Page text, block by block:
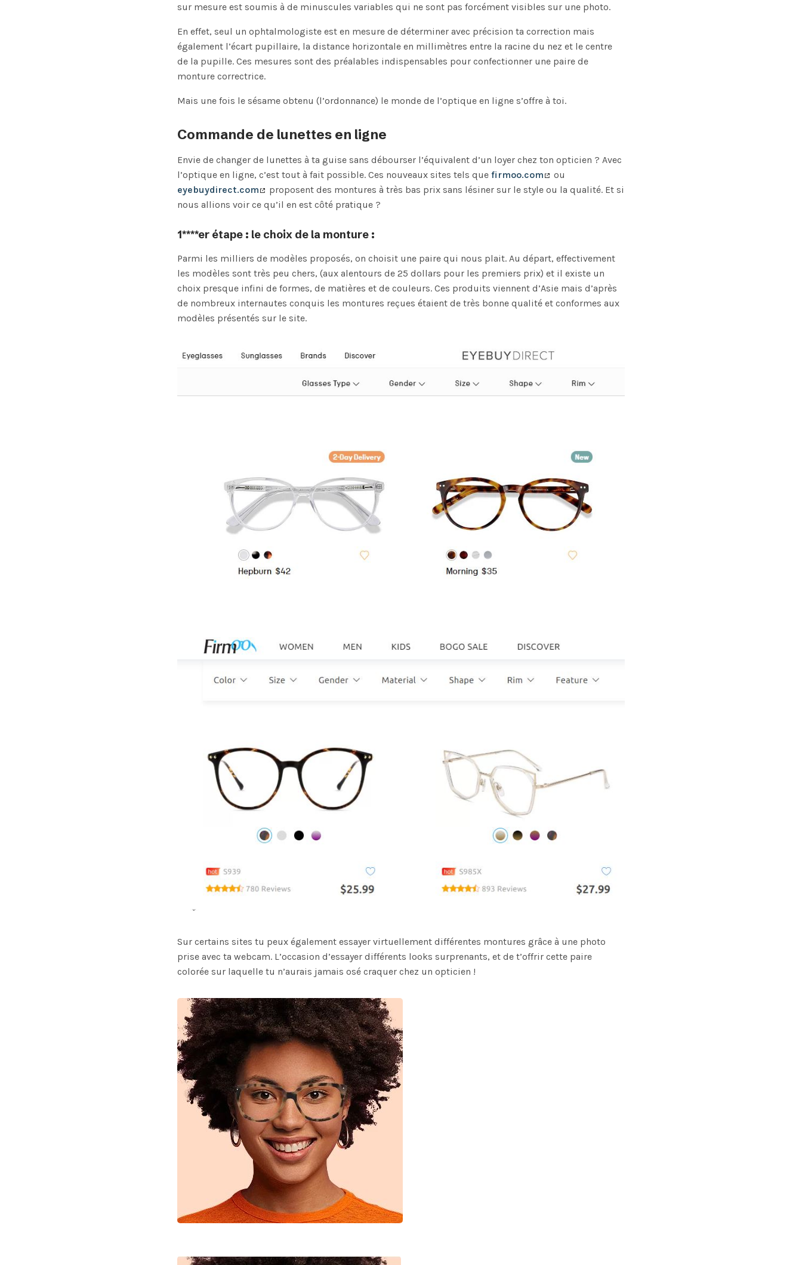
sur mesure est soumis à de minuscules variables qui ne sont pas forcément visibles sur une photo.
En effet, seul un ophtalmologiste est en mesure de déterminer avec précision ta correction mais
également l’écart pupillaire, la distance horizontale en millimètres entre la racine du nez et le centre
de la pupille. Ces mesures sont des préalables indispensables pour confectionner une paire de
monture correctrice.
Mais une fois le sésame obtenu (l’ordonnance) le monde de l’optique en ligne s’offre à toi.
Commande de lunettes en ligne
Envie de changer de lunettes à ta guise sans débourser l’équivalent d’un loyer chez ton opticien ? Avec
l’optique en ligne, c’est tout à fait possible. Ces nouveaux sites tels que firmoo.com
ou
eyebuydirect.com
proposent des montures à très bas prix sans lésiner sur le style ou la qualité. Et si
nous allions voir ce qu’il en est côté pratique ?
1****er étape : le choix de la monture :
Parmi les milliers de modèles proposés, on choisit une paire qui nous plait. Au départ, effectivement
les modèles sont très peu chers, (aux alentours de 25 dollars pour les premiers prix) et il existe un
choix presque infini de formes, de matières et de couleurs. Ces produits viennent d’Asie mais d’après
de nombreux internautes conquis les montures reçues étaient de très bonne qualité et conformes aux
modèles présentés sur le site.
Sur certains sites tu peux également essayer virtuellement différentes montures grâce à une photo
prise avec ta webcam. L’occasion d’essayer différents looks surprenants, et de t’offrir cette paire
colorée sur laquelle tu n’aurais jamais osé craquer chez un opticien !